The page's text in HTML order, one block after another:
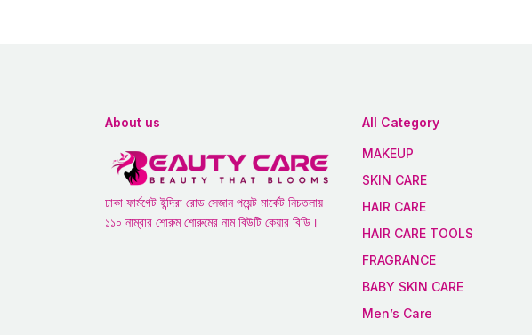
About us
ঢাকা ফার্মগেট ইন্দিরা রোড সেজান পয়েন্ট মার্কেট নিচতলায়
১১০ নাম্বার শোরুম শোরুমের নাম বিউটি কেয়ার বিডি।
All Category
MAKEUP
SKIN CARE
HAIR CARE
HAIR CARE TOOLS
FRAGRANCE
BABY SKIN CARE
Men’s Care